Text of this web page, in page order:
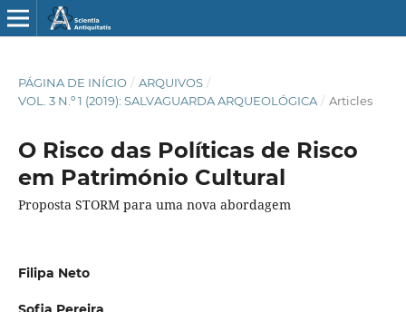
PÁGINA DE INÍCIO / ARQUIVOS /
VOL. 3 N.º 1 (2019): SALVAGUARDA ARQUEOLÓGICA / Articles
O Risco das Políticas de Risco
em Património Cultural
Proposta STORM para uma nova abordagem
Filipa Neto